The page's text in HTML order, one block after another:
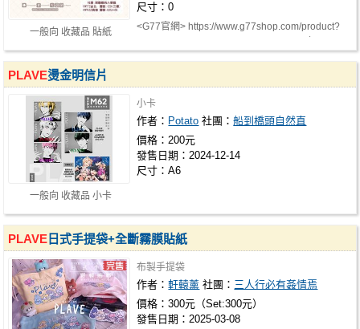
一般向 收藏品 貼紙
尺寸：0
<G77官網> https://www.g77shop.com/product?
一般向 收藏品 小卡
PLAVE燙金明信片
小卡
作者： Potato 社團：船到橋頭自然直
價格：200元
發售日期：2024-12-14
尺寸：A6
PLAVE 日式手提袋+全斷霧膜貼紙
布製手提袋
作者：軒轅薰 社團： 三人行必有姦情焉
價格：300元（Set:300元）
發售日期：2025-03-08